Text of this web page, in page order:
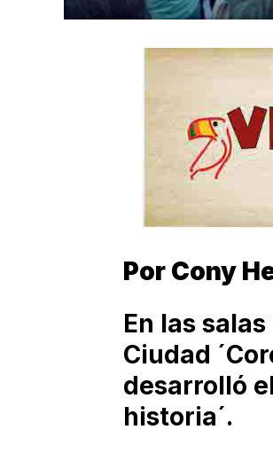
Por Cony
En las
Ciudad
desarrolló
historia´.